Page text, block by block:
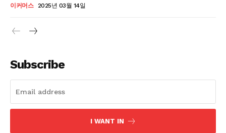
GB leader
이커머스 2025년 03월 14일
Subscribe
I WANT IN